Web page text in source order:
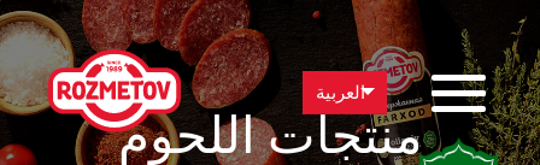
العربية
منتجات اللحوم